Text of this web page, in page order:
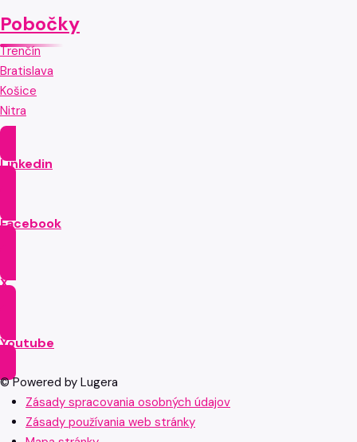
Pobočky
Trenčín
Bratislava
Košice
Nitra
Linkedin
Facebook
X
Youtube
© Powered by Lugera
Zásady spracovania osobných údajov
Zásady používania web stránky